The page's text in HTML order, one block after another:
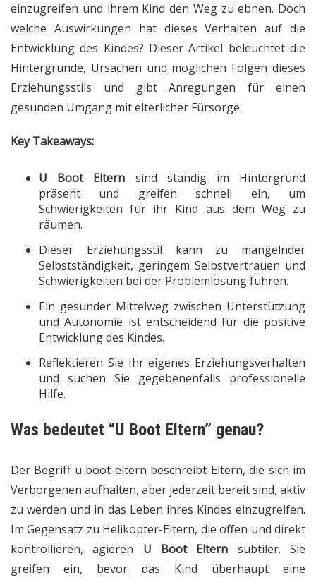
einzugreifen und ihrem Kind den Weg zu ebnen. Doch
welche Auswirkungen hat dieses Verhalten auf die
Entwicklung des Kindes? Dieser Artikel beleuchtet die
Hintergründe, Ursachen und möglichen Folgen dieses
Erziehungsstils und gibt Anregungen für einen
gesunden Umgang mit elterlicher Fürsorge.
Key Takeaways:
U Boot Eltern sind ständig im Hintergrund
präsent und greifen schnell ein, um
Schwierigkeiten für ihr Kind aus dem Weg zu
räumen.
Dieser Erziehungsstil kann zu mangelnder
Selbstständigkeit, geringem Selbstvertrauen und
Schwierigkeiten bei der Problemlösung führen.
Ein gesunder Mittelweg zwischen Unterstützung
und Autonomie ist entscheidend für die positive
Entwicklung des Kindes.
Reflektieren Sie Ihr eigenes Erziehungsverhalten
und suchen Sie gegebenenfalls professionelle
Hilfe.
Was bedeutet “U Boot Eltern” genau?
Der Begriff u boot eltern beschreibt Eltern, die sich im
Verborgenen aufhalten, aber jederzeit bereit sind, aktiv
zu werden und in das Leben ihres Kindes einzugreifen.
Im Gegensatz zu Helikopter-Eltern, die offen und direkt
kontrollieren, agieren U Boot Eltern subtiler. Sie
greifen ein, bevor das Kind überhaupt eine